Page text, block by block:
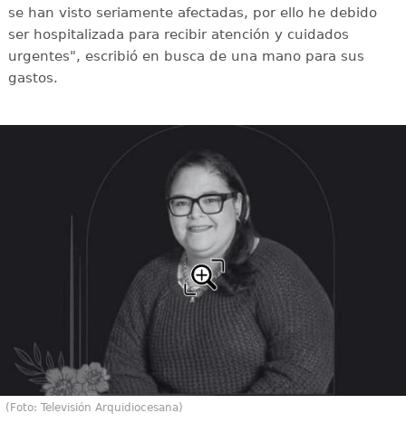
se han visto seriamente afectadas, por ello he debido
ser hospitalizada para recibir atención y cuidados
urgentes", escribió en busca de una mano para sus
gastos.
(Foto: Televisión Arquidiocesana)